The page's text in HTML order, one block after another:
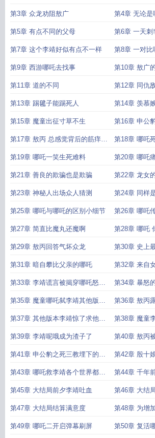
第3章 众龙劝阻敖广 第4章 无论是
第5章 有点不同的父母 第6章 一天刺
第7章 这个李靖好似有点不一样 第8章 一对比
第9章 西游哪吒去找事 第10章 敖广
第11章 道的不同 第12章 同仇
第13章 踢毽子能踢死人 第14章 羡慕
第15章 魔童出征寸草不生 第16章 申公
第17章 敖丙 总感觉背后的筋痒痒
的
第18章 哪吒
第19章 哪吒一笑生死难料 第20章 哪吒
出场
第21章 善良的欺骗也是欺骗 第22章 龙女
第23章 神秘人出场众人猜测 第24章 同样
大
第25章 哪吒与哪吒的区别小细节 第26章 哪吒
厥
第27章 简直比魔丸还魔啊 第28章 哪吒
亲
第29章 敖丙回答气坏众龙 第30章 史上
第31章 暗自攀比父亲的哪吒 第32章 来自
第33章 李靖谎言被揭穿哪吒怒气
冲天来杀人
第34章 暴怒
靖
第35章 魔童哪吒弑李靖其他版本
李靖狂喜
第36章 敖丙
责他谩骂他
第37章 其他版本李靖惊了求他别
搞别换命
第38章 魔童
活路啊
第39章 李靖呢哦成为渣子了 第40章 敖丙
又震惊
第41章 申公豹之死三教埋下的阴
谋封神开启预兆
第42章 殷十
回答令人震惊
第43章 哪吒救李靖各个世界都惊
了
第44章 千年
一剑千年后又
第45章 大结局前夕李靖吐血 第46章 大结
第47章 大结局结算满意度 第48章 为增
放结束彩蛋
第49章 哪吒二开启弹幕刷屏 第50章 复活